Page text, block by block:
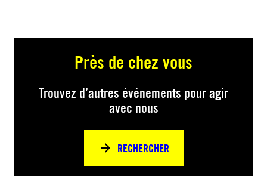
Près de chez vous
Trouvez d’autres événements pour agir
avec nous
RECHERCHER